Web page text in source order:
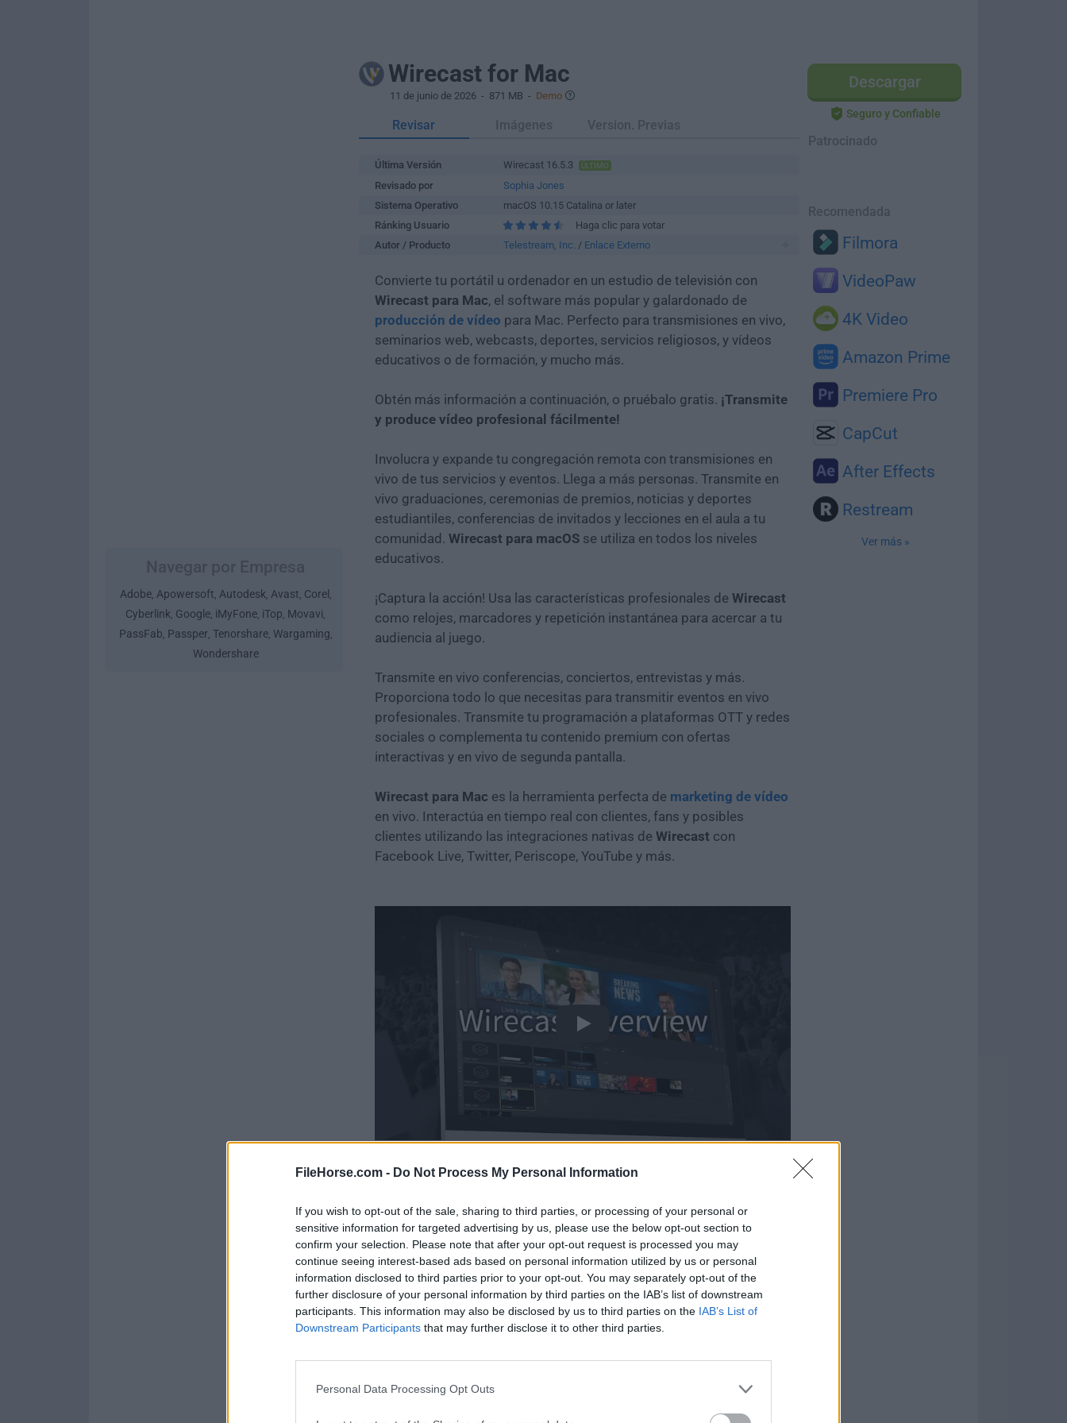
FileHorse.com - Do Not Process My Personal Information
If you wish to opt-out of the sale, sharing to third parties, or processing of your personal or
sensitive information for targeted advertising by us, please use the below opt-out section to
confirm your selection. Please note that after your opt-out request is processed you may
continue seeing interest-based ads based on personal information utilized by us or personal
information disclosed to third parties prior to your opt-out. You may separately opt-out of the
further disclosure of your personal information by third parties on the IAB’s list of downstream
participants. This information may also be disclosed by us to third parties on the IAB’s List of
Downstream Participants that may further disclose it to other third parties.
Personal Data Processing Opt Outs
Adobe, Apowersoft, Autodesk, Avast, Corel ,
Cyberlink, Google, iMyFone, iTop, Movavi,
PassFab, Passper, Tenorshare, Wargaming,
Wondershare
Descargar
Seguro y Confiable
Patrocinado
Recomendada
Filmora
VideoPaw
4K Video
Amazon Prime
Premiere Pro
CapCut
After Effects
Restream
Ver más »
Wirecast for Mac
11 de junio de 2026 - 871 MB - Demo
Revisar Imágenes Version. Previas
Última Versión Wirecast 16.5.3 ÚLTIMO
Revisado por
Sophia Jones
Sistema Operativo
macOS 10.15 Catalina or later
Ránking Usuario
Haga clic para votar
Autor / Producto
Telestream, Inc. / Enlace Externo
Convierte tu portátil u ordenador en un estudio de televisión con
Wirecast para Mac, el software más popular y galardonado de
producción de vídeo para Mac. Perfecto para transmisiones en vivo,
seminarios web, webcasts, deportes, servicios religiosos, y vídeos
educativos o de formación, y mucho más.
Obtén más información a continuación, o pruébalo gratis. ¡Transmite
y produce vídeo profesional fácilmente!
Involucra y expande tu congregación remota con transmisiones en
vivo de tus servicios y eventos. Llega a más personas. Transmite en
vivo graduaciones, ceremonias de premios, noticias y deportes
estudiantiles, conferencias de invitados y lecciones en el aula a tu
comunidad. Wirecast para macOS se utiliza en todos los niveles
educativos.
¡Captura la acción! Usa las características profesionales de Wirecast
como relojes, marcadores y repetición instantánea para acercar a tu
audiencia al juego.
Transmite en vivo conferencias, conciertos, entrevistas y más.
Proporciona todo lo que necesitas para transmitir eventos en vivo
profesionales. Transmite tu programación a plataformas OTT y redes
sociales o complementa tu contenido premium con ofertas
interactivas y en vivo de segunda pantalla.
Wirecast para Mac es la herramienta perfecta de marketing de vídeo
en vivo. Interactúa en tiempo real con clientes, fans y posibles
clientes utilizando las integraciones nativas de Wirecast con
Facebook Live, Twitter, Periscope, YouTube y más.
Play
Biblioteca de Medios de Stock añade una creciente base de datos de
más de 500,000 activos de medios únicos y de alta calidad a tus
proyectos. Un nuevo portal diseñado a medida te da acceso directo a
transiciones, fondos en movimiento, pistas de acompañamiento
libres de derechos y vídeos directamente desde la herramienta.
Hay una razón por la que la aplicación es utilizada por cientos de
cada versión mejor que la anterior.